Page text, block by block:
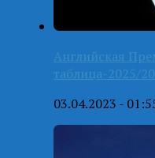
Английская
таблица-2025/
03.04.2023 -